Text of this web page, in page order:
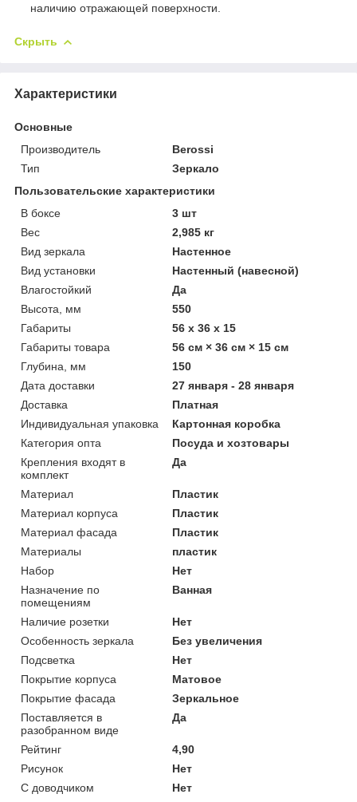
наличию отражающей поверхности.
Скрыть
Характеристики
Основные
Производитель
Berossi
Тип
Зеркало
Пользовательские характеристики
В боксе
3 шт
Вес
2,985 кг
Вид зеркала
Настенное
Вид установки
Настенный (навесной)
Влагостойкий
Да
Высота, мм
550
Габариты
56 x 36 x 15
Габариты товара
56 см × 36 см × 15 см
Глубина, мм
150
Дата доставки
27 января - 28 января
Доставка
Платная
Индивидуальная упаковка
Картонная коробка
Категория опта
Посуда и хозтовары
Крепления входят в
комплект
Да
Материал
Пластик
Материал корпуса
Пластик
Материал фасада
Пластик
Материалы
пластик
Набор
Нет
Назначение по
помещениям
Ванная
Наличие розетки
Нет
Особенность зеркала
Без увеличения
Подсветка
Нет
Покрытие корпуса
Матовое
Покрытие фасада
Зеркальное
Поставляется в
разобранном виде
Да
Рейтинг
4,90
Рисунок
Нет
С доводчиком
Нет